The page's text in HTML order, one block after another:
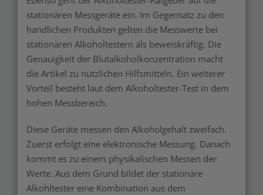
stationären Messgeräte ein. Im Gegensatz zu den
handlichen Produkten gelten die Messwerte bei
stationären Alkoholtestern als beweiskräftig. Die
Genauigkeit der Blutalkoholkonzentration macht
die Artikel zu nützlichen Hilfsmitteln. Ein weiterer
Vorteil besteht laut dem Alkoholtester-Test in dem
hohen Messbereich.
Diese Geräte messen den Alkoholgehalt zweifach.
Zuerst erfolgt eine elektronische Messung. Danach
kommt es zu einem physikalischen Messen der
Werte. Aus dem Grund bildet der stationäre
Alkohltester eine Kombination aus dem